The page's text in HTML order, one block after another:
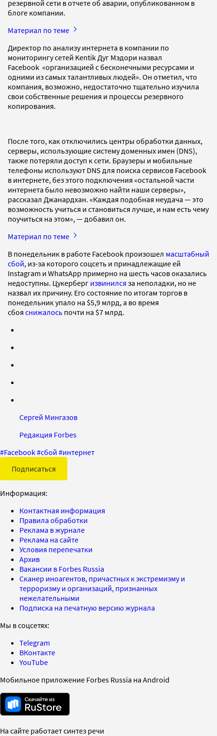
резервной сети в отчете об аварии, опубликованном в
блоге компании.
Материал по теме
Директор по анализу интернета в компании по
мониторингу сетей Kentik Дуг Мэдори назвал
Facebook «организацией с бесконечными ресурсами и
одними из самых талантливых людей». Он отметил, что
компания, возможно, недостаточно тщательно изучила
свои собственные решения и процессы резервного
копирования.
После того, как отключились центры обработки данных,
серверы, использующие систему доменных имен (DNS),
также потеряли доступ к сети. Браузеры и мобильные
телефоны используют DNS для поиска сервисов Facebook
в интернете, без этого подключения «остальной части
интернета было невозможно найти наши серверы»,
рассказал Джанардхан. «Каждая подобная неудача — это
возможность учиться и становиться лучше, и нам есть чему
поучиться на этом», — добавил он.
Материал по теме
В понедельник в работе Facebook произошел масштабный
сбой, из-за которого соцсеть и принадлежащие ей
Instagram и WhatsApp примерно на шесть часов оказались
недоступны. Цукерберг извинился за неполадки, но не
назвал их причину. Его состояние по итогам торгов в
понедельник упало на $5,9 млрд, а во время
сбоя снижалось почти на $7 млрд.
Сергей Мингазов
Редакция Forbes
#Facebook#сбой #интернет
Подписаться
Информация:
Контактная информация
Правила обработки
Реклама в журнале
Реклама на сайте
Условия перепечатки
Архив
Вакансии в Forbes Russia
Сканер иноагентов, причастных к экстремизму и
терроризму и организаций, признанных
нежелательными
Подписка на печатную версию журнала
Мы в соцсетях:
Telegram
ВКонтакте
YouTube
Мобильное приложение Forbes Russia на Android
На сайте работает синтез речи